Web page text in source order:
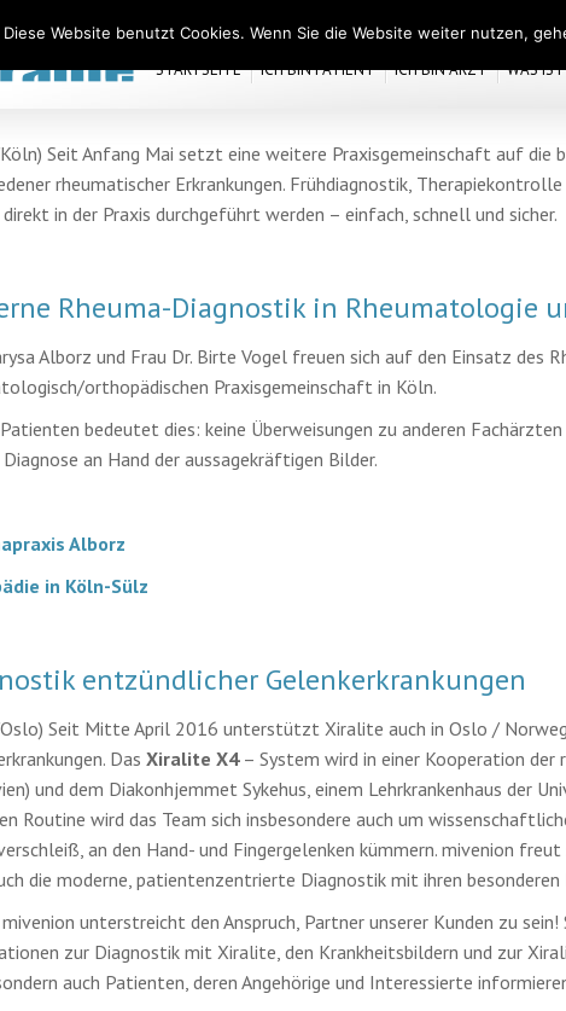
STARTSEITE ICH BIN PATIENT ICH BIN ARZT WAS
Seit Anfang Mai setzt eine weitere Praxisgemeinschaft auf die
rheumatischer Erkrankungen. Frühdiagnostik,
in der Praxis durchgeführt werden – einfach, schnell und sicher.
Rheuma-Diagnostik in Rheumatologie
Alborz und Frau Dr. Birte Vogel freuen sich auf den Einsatz des
orthopädischen Praxisgemeinschaft in Köln.
bedeutet dies: keine Überweisungen zu anderen
an Hand der aussagekräftigen Bilder.
Alborz
in Köln-Sülz
entzündlicher Gelenkerkrankungen
Seit Mitte April 2016 unterstützt Xiralite auch in Oslo /
Das Xiralite X4– System wird in einer Kooperation der
und dem Diakonhjemmet Sykehus, einem Lehrkrankenhaus der
Routine wird das Team sich insbesondere auch um
an den Hand- und Fingergelenken kümmern. mivenion
die moderne, patientenzentrierte Diagnostik mit ihren
unterstreicht den Anspruch, Partner unserer Kunden zu
zur Diagnostik mit Xiralite, den Krankheitsbildern und zur
auch Patienten, deren Angehörige und Interessierte
Diese Website benutzt Cookies. Wenn Sie die Website weiter nutzen,